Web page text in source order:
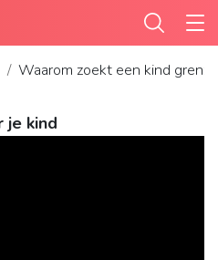
Waarom zoekt een kind
je kind